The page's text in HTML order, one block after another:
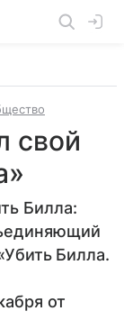
свой
Билла:
Билла.
от